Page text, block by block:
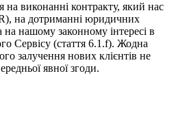
на виконанні контракту, який нас
на дотриманні юридичних
на нашому законному інтересі в
Сервісу (стаття 6.1.f). Жодна
залучення нових клієнтів не
явної згоди.